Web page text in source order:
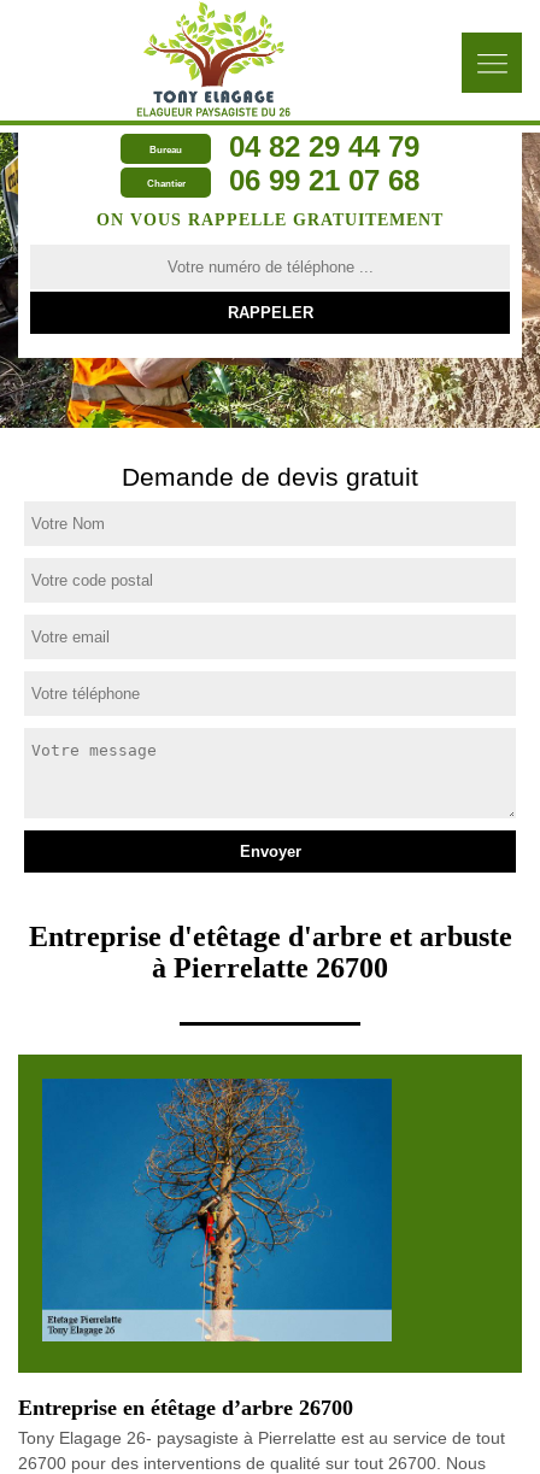
Bureau 04 82 29 44 79
Chantier 06 99 21 07 68
ON VOUS RAPPELLE GRATUITEMENT
Demande de devis gratuit
Entreprise d'etêtage d'arbre et arbuste
à Pierrelatte 26700
Entreprise en étêtage d’arbre 26700
Tony Elagage 26- paysagiste à Pierrelatte est au service de tout
26700 pour des interventions de qualité sur tout 26700. Nous